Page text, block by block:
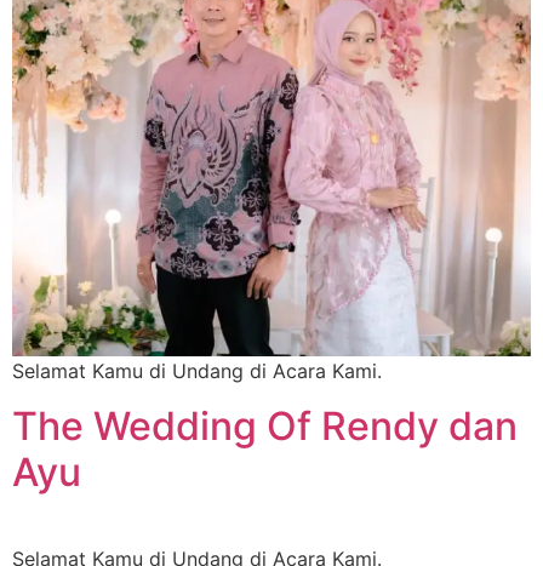
Selamat Kamu di Undang di Acara Kami.
The Wedding Of Rendy dan
Ayu
Selamat Kamu di Undang di Acara Kami.